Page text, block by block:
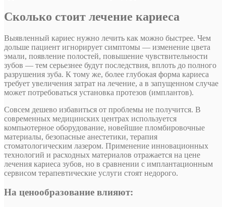
Сколько стоит лечение кариеса
Выявленный кариес нужно лечить как можно быстрее. Чем
дольше пациент игнорирует симптомы — изменение цвета
эмали, появление полостей, повышение чувствительности
зубов — тем серьезнее будут последствия, вплоть до полного
разрушения зуба. К тому же, более глубокая форма кариеса
требует увеличения затрат на лечение, а в запущенном случае
может потребоваться установка протезов (имплантов).
Совсем дешево избавиться от проблемы не получится. В
современных медицинских центрах используется
компьютерное оборудование, новейшие пломбировочные
материалы, безопасные анестетики, терапия
стоматологическим лазером. Применение инновационных
технологий и расходных материалов отражается на цене
лечения кариеса зубов, но в сравнении с имплантационным
сервисом терапевтические услуги стоят недорого.
На ценообразование влияют: